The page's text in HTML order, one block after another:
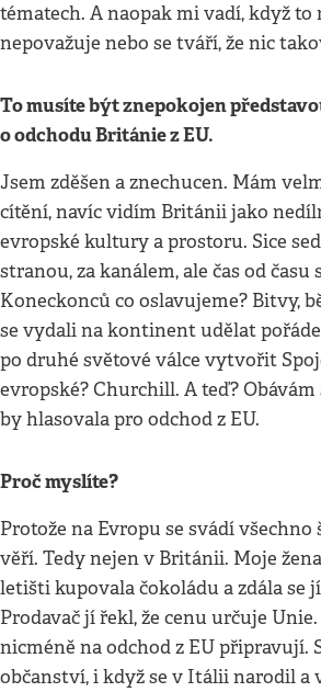
tématech. A naopak mi vadí, když to
nepovažuje nebo se tváří, že nic
To musíte být znepokojen
o odchodu Británie z EU.
Jsem zděšen a znechucen. Mám
cítění, navíc vidím Británii jako
evropské kultury a prostoru. Sice
stranou, za kanálem, ale čas od času
Koneckonců co oslavujeme? Bitvy,
se vydali na kontinent udělat
po druhé světové válce vytvořit
evropské? Churchill. A teď? Obávám
by hlasovala pro odchod z EU.
Proč myslíte?
Protože na Evropu se svádí
věří. Tedy nejen v Británii. Moje
letišti kupovala čokoládu a zdála se
Prodavač jí řekl, že cenu určuje
nicméně na odchod z EU připravují.
občanství, i když se v Itálii narodil a